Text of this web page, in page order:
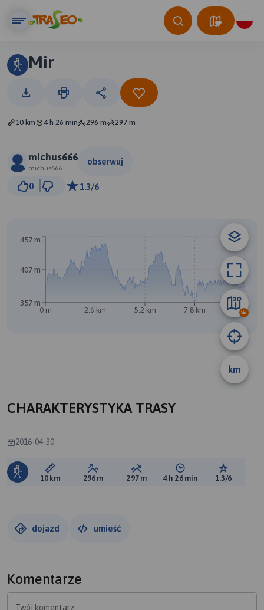
Mir
10 km 4 h 26 min 296 m 297 m
michus666
michus666
obserwuj
0 1.3/6
km
0 m 2.6 km 5.2 km 7.8 km 10 km
357 m
407 m
457 m
CHARAKTERYSTYKA TRASY
2016-04-30
Długość trasy:
10 km Suma przewyższeń:
296 m Suma spadków:
297 m Średni czas potrzebny
4 h 26 min Ocena
1.3/6
dojazd umieść
Komentarze
Twój komentarz